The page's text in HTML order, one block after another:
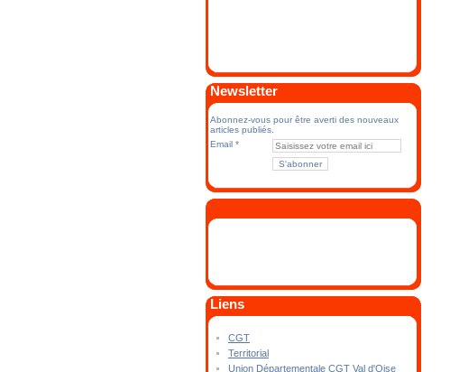
Newsletter
Abonnez-vous pour être averti des nouveaux
articles publiés.
Email
Liens
CGT
Territorial
Union Départementale CGT Val d'Oise